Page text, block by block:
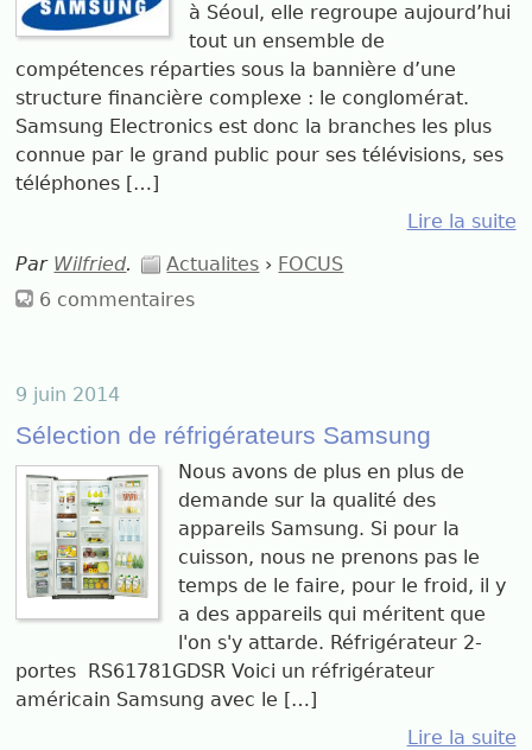
à Séoul, elle regroupe aujourd’hui
tout un ensemble de
compétences réparties sous la bannière d’une
structure financière complexe : le conglomérat.
Samsung Electronics est donc la branches les plus
connue par le grand public pour ses télévisions, ses
téléphones […]
Lire la suite
Par Wilfried. Actualites › FOCUS
6 commentaires
9 juin 2014
Sélection de réfrigérateurs Samsung
Nous avons de plus en plus de
demande sur la qualité des
appareils Samsung. Si pour la
cuisson, nous ne prenons pas le
temps de le faire, pour le froid, il y
a des appareils qui méritent que
l'on s'y attarde. Réfrigérateur 2-
portes RS61781GDSR Voici un réfrigérateur
américain Samsung avec le […]
Lire la suite